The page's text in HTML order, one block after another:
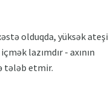
olduqda, yüksək ateşi
lazımdır - axının
tələb etmir.